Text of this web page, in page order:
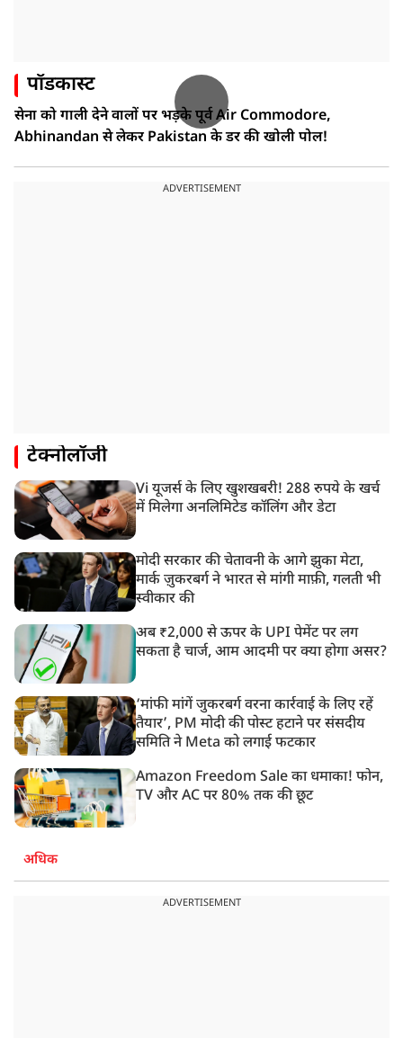
पॉडकास्ट
सेना को गाली देने वालों पर भड़के पूर्व Air Commodore,
Abhinandan से लेकर Pakistan के डर की खोली पोल!
ADVERTISEMENT
टेक्नोलॉजी
Vi यूजर्स के लिए खुशखबरी! 288 रुपये के खर्च
में मिलेगा अनलिमिटेड कॉलिंग और डेटा
मोदी सरकार की चेतावनी के आगे झुका मेटा,
मार्क ज़ुकरबर्ग ने भारत से मांगी माफ़ी, गलती भी
स्वीकार की
अब ₹2,000 से ऊपर के UPI पेमेंट पर लग
सकता है चार्ज, आम आदमी पर क्या होगा असर?
‘मांफी मांगें जुकरबर्ग वरना कार्रवाई के लिए रहें
तैयार’, PM मोदी की पोस्ट हटाने पर संसदीय
समिति ने Meta को लगाई फटकार
Amazon Freedom Sale का धमाका! फोन,
TV और AC पर 80% तक की छूट
अधिक
ADVERTISEMENT